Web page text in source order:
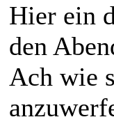
Hier ein
den
Ach wie